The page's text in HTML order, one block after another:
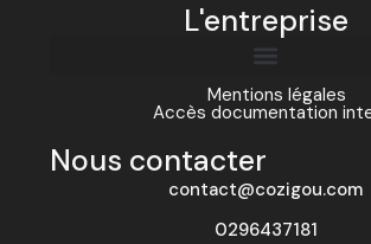
L'entreprise
Mentions légales
Accès documentation
Nous contacter
contact@cozigou.com
0296437181